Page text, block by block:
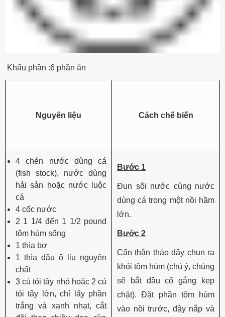
Khẩu phần :6 phần ăn
Nguyên liệu Cách chế biến
4 chén nước dùng cá
(fish stock), nước dùng
hải sản hoặc nước luộc
cá
4 cốc nước
2 1 1/4 đến 1 1/2 pound
tôm hùm sống
1 thìa bơ
1 thìa dầu ô liu nguyên
chất
3 củ tỏi tây nhỏ hoặc 2 củ
tỏi tây lớn, chỉ lấy phần
trắng và xanh nhạt, cắt
Bước 1
Đun sôi nước cùng nước
dùng cá trong một nồi hầm
lớn.
Bước 2
Cẩn thận tháo dây chun ra
khỏi tôm hùm (chú ý, chúng
sẽ bắt đầu cố gắng kẹp
chặt). Đặt phần tôm hùm
vào nồi trước, đậy nắp và